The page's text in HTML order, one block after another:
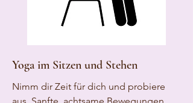
Yoga im Sitzen und Stehen
Nimm dir Zeit für dich und probiere